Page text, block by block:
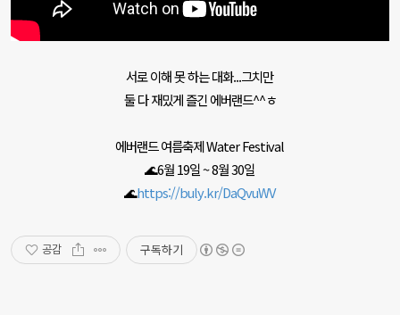
서로 이해 못 하는 대화...그치만
둘 다 재밌게 즐긴 에버랜드^^ㅎ
에버랜드 여름축제 Water Festival
🌊6월 19일 ~ 8월 30일
🌊https://buly.kr/DaQvuWV
공감 구독하기